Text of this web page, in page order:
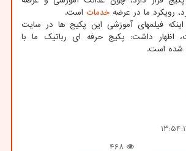
رویکرد ما در عرضه خدمات است.
اینکه فیلمهای آموزشی این پکیج ها در سایت
اظهار داشت: پکیج حرفه ای رباتیک ما با
شده است.
468